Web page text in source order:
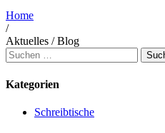
Home
/
Aktuelles / Blog
Suchen
nach:
Kategorien
Schreibtische